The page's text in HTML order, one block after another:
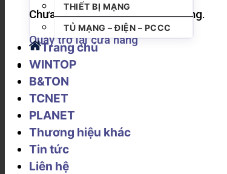
Chưa có sản phẩm trong giỏ hàng.
Quay trở lại cửa hàng
THIẾT BỊ MẠNG
TỦ MẠNG – ĐIỆN – PCCC
Trang chủ
WINTOP
B&TON
TCNET
PLANET
Thương hiệu khác
Tin tức
Liên hệ